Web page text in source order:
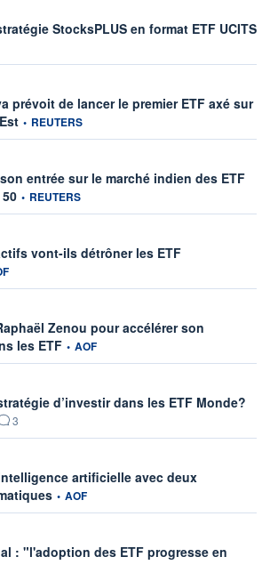
StocksPLUS en format ETF UCITS
prévoit de lancer le premier ETF axé sur
information fournie par
• REUTERS
entrée sur le marché indien des ETF
information fournie par
• REUTERS
vont-ils détrôner les ETF
fournie par
Zenou pour accélérer son
les ETFinformation fournie par
• AOF
d’investir dans les ETF Monde?
3
artificielle avec deux
information fournie par
• AOF
: "l'adoption des ETF progresse en
par